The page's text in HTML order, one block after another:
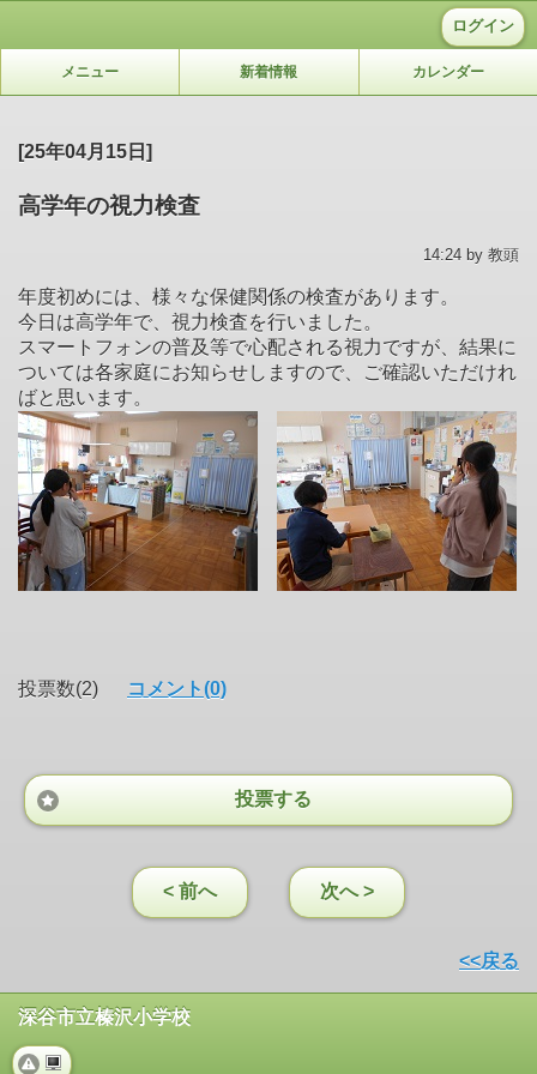
ログイン
メニュー 新着情報 カレンダー
[25年04月15日]
高学年の視力検査
14:24 by 教頭
年度初めには、様々な保健関係の検査があります。
今日は高学年で、視力検査を行いました。
スマートフォンの普及等で心配される視力ですが、結果に
ついては各家庭にお知らせしますので、ご確認いただけれ
ばと思います。
投票数(2) コメント(0)
投票する
< 前へ 次へ >
<<戻る
深谷市立榛沢小学校